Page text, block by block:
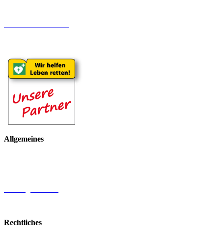
Allgemeines
Rechtliches